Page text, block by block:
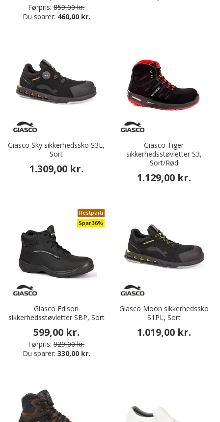
Førpris: 859,00 kr.
Du sparer: 460,00 kr.
Giasco Sky sikkerhedssko S3L,
Sort
1.309,00 kr.
Giasco Tiger
sikkerhedsstøvletter S3,
Sort/Rød
1.129,00 kr.
Restparti
Spar 36%
Giasco Edison
sikkerhedsstøvletter SBP, Sort
599,00 kr.
Førpris: 929,00 kr.
Du sparer: 330,00 kr.
Giasco Moon sikkerhedssko
S1PL, Sort
1.019,00 kr.